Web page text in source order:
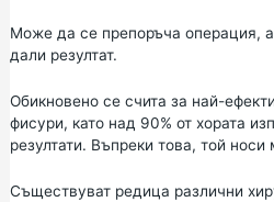
Може да се препоръча операция,
дали резултат.
Обикновено се счита за най-
фисури, като над 90% от хората
резултати. Въпреки това, той
Съществуват редица различни